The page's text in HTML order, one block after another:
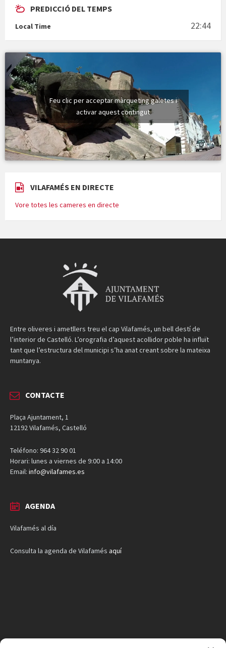
En Bum
Vermuts a la Font. Hit parit
PREDICCIÓ DEL TEMPS
Local Time 22:44
Feu clic per acceptar màrqueting galetes i
activar aquest contingut
VILAFAMÉS EN DIRECTE
Vore totes les cameres en directe
Entre oliveres i ametllers treu el cap Vilafamés, un bell destí de
l’interior de Castelló. L’orografia d’aquest acollidor poble ha influït
tant que l’estructura del municipi s’ha anat creant sobre la mateixa
muntanya.
CONTACTE
Plaça Ajuntament, 1
12192 Vilafamés, Castelló
Teléfono: 964 32 90 01
Horari: lunes a viernes de 9:00 a 14:00
Email: info@vilafames.es
AGENDA
Vilafamés al día
Consulta la agenda de Vilafamés aquí